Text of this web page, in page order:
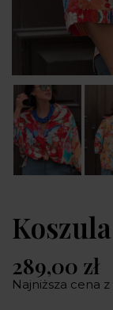
289,00 zł
Najniższa cena